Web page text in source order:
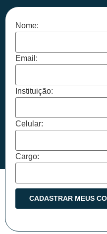
Nome:
Email:
Instituição:
Celular:
Cargo: